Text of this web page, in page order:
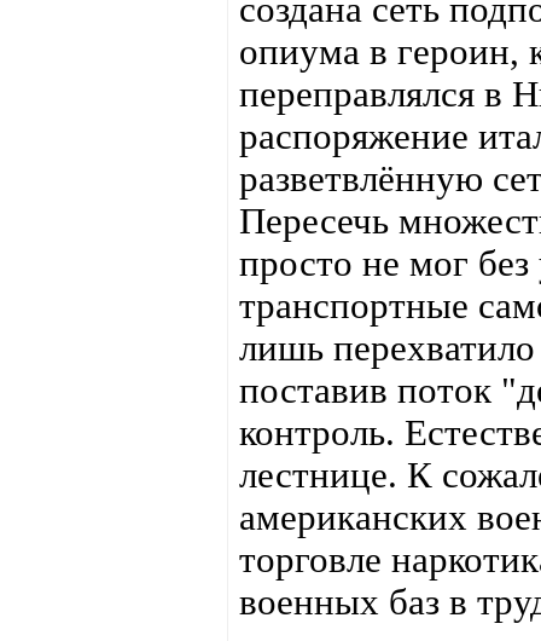
создана сеть
опиума в героин,
переправлялся в
распоряжение
разветвлённую
Пересечь
просто не мог
транспортные
лишь
поставив поток
контроль.
лестнице. К
американских
торговле
военных баз в